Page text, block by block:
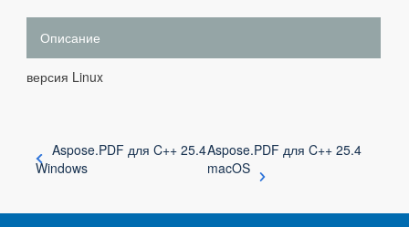
Описание
версия Linux
Aspose.PDF для C++ 25.4
Windows
Aspose.PDF для C++ 25.4
macOS